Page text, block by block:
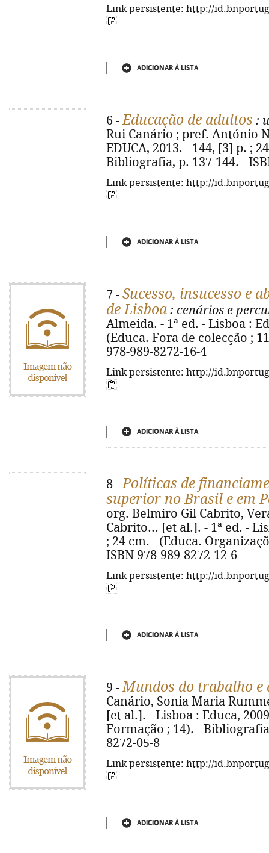
Link persistente: http://
ADICIONAR À LISTA
6 -Educação de adultos :
Rui Canário ; pref. António
EDUCA, 2013. - 144, [3] p. ;
Bibliografia, p. 137-144. -
Link persistente: http://
ADICIONAR À LISTA
7 - Sucesso, insucesso e
de Lisboa : cenários e
Almeida. - 1ª ed. - Lisboa :
(Educa. Fora de colecção ;
978-989-8272-16-4
Link persistente: http://
ADICIONAR À LISTA
8 -Políticas de
superior no Brasil e em
org. Belmiro Gil Cabrito,
Cabrito... [et al.]. - 1ª ed. -
; 24 cm. - (Educa.
ISBN 978-989-8272-12-6
Link persistente: http://
ADICIONAR À LISTA
9 -Mundos do trabalho e
Canário, Sonia Maria
[et al.]. - Lisboa : Educa,
Formação ; 14). -
8272-05-8
Link persistente: http://
ADICIONAR À LISTA